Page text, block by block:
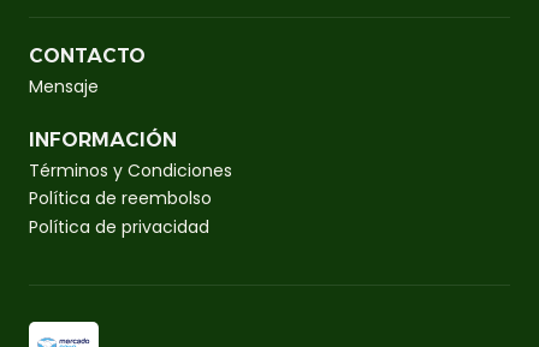
CONTACTO
Mensaje
INFORMACIÓN
Términos y Condiciones
Política de reembolso
Política de privacidad